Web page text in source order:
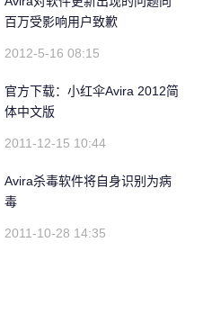
百万受影响用户致歉
2012-5-16 08:15
官方下载：小红伞Avira 2012简
体中文版
2011-12-15 10:44
Avira杀毒软件将自身识别为病
毒
2011-10-28 14:35